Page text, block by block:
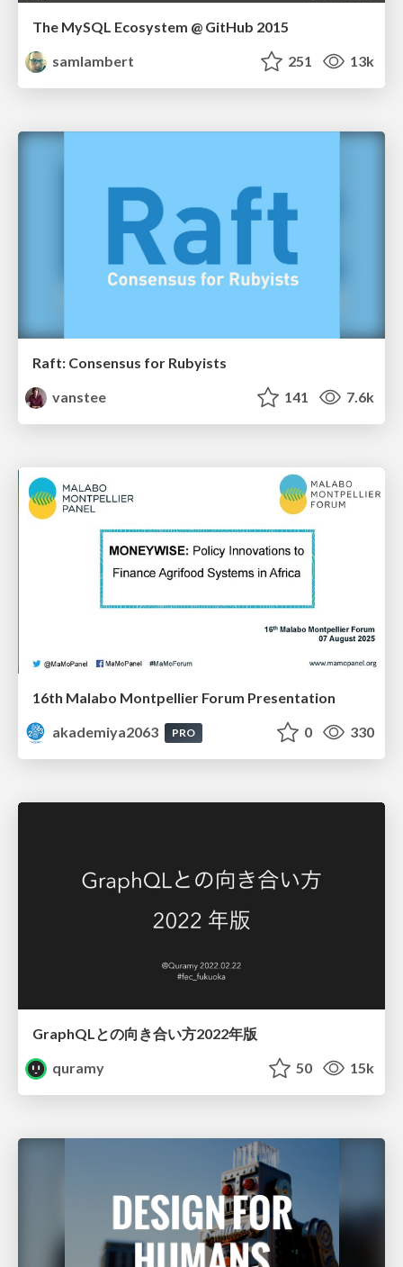
The MySQL Ecosystem @ GitHub 2015
samlambert
251 13k
Raft: Consensus for Rubyists
vanstee
141 7.6k
16th Malabo Montpellier Forum Presentation
akademiya2063
PRO 0 330
GraphQLとの向き合い方2022年版
quramy
50 15k